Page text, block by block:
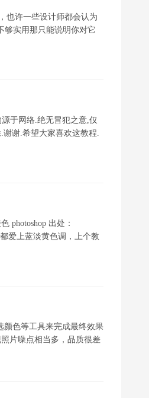
也许一些设计师都会认为
够实用那只能说明你对它
于网络.绝无冒犯之意,仅
谢.希望大家喜欢这教程.
photoshop 出处：
爱上蓝淡黄色调，上个教
颜色等工具来完成最终效果
片噪点相当多，品质很差